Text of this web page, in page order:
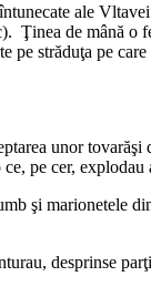
ale
Ţinea de mână o
pe străduţa pe
unor tovarăşi
pe cer,
şi marionetele
desprinse